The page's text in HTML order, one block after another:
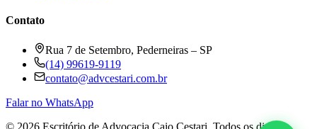
Contato
Rua 7 de Setembro, Pederneiras – SP
(14) 99619-9119
contato@advcestari.com.br
Falar no WhatsApp
© 2026 Escritório de Advocacia Caio Cestari. Todos os direitos